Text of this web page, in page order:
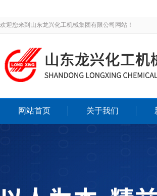
欢迎您来到山东龙兴化工机械集团有限公司网站！
网站首页 关于我们